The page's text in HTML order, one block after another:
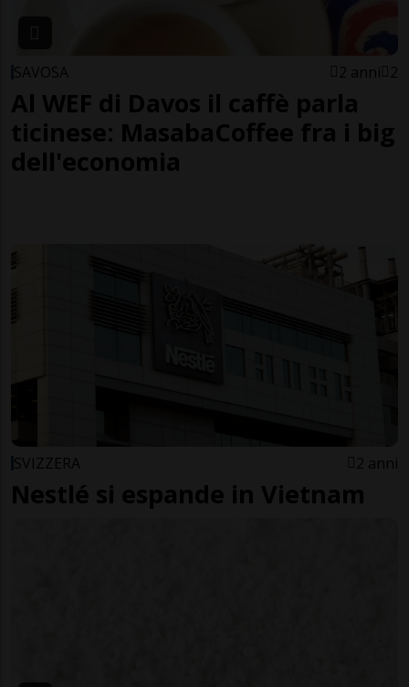
SAVOSA 2 anni 2
Al WEF di Davos il caffè parla
ticinese: MasabaCoffee fra i big
dell'economia
SVIZZERA 2 anni
Nestlé si espande in Vietnam